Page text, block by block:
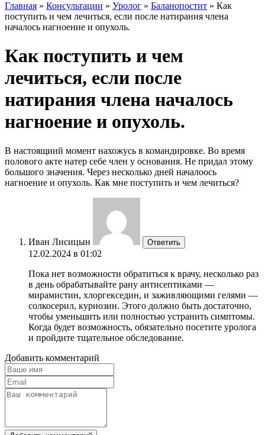
Главная » Консультации » Уролог » Баланопостит » Как
поступить и чем лечиться, если после натирания члена
началось нагноение и опухоль.
Как поступить и чем
лечиться, если после
натирания члена началось
нагноение и опухоль.
В настоящиий момент нахожусь в командировке. Во время
полового акте натер себе член у основания. Не придал этому
большого значения. Через несколько дней началоось
нагноение и опухоль. Как мне поступить и чем лечиться?
Иван Лисицын Ответить
12.02.2024 в 01:02
Пока нет возможности обратиться к врачу, несколько раз
в день обрабатывайте рану антисептиками —
мирамистин, хлоргекседин, и заживляющими гелями —
солкосерил, куриозин. Этого должно быть достаточно,
чтобы уменьшить или полностью устранить симптомы.
Когда будет возможность, обязательно посетите уролога
и пройдите тщательное обследование.
Добавить комментарий